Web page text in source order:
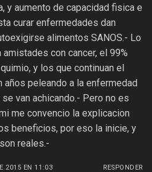
y aumento de capacidad fisica e
curar enfermedades dan
alimentos SANOS.- Lo
amistades con cancer, el 99%
y los que continuan el
años peleando a la enfermedad
van achicando.- Pero no es
me convencio la explicacion
beneficios, por eso la inicie, y
reales.-
2015 EN 11:03 RESPONDER